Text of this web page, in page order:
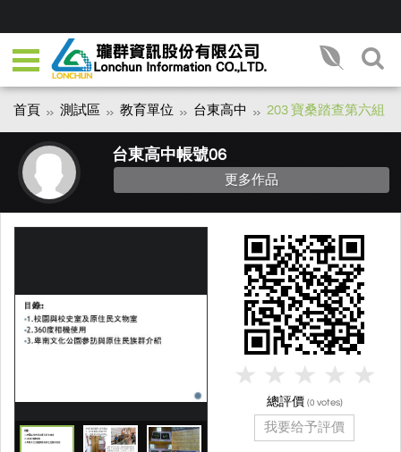
首頁 測試區 教育單位 台東高中 203 寶桑踏查第六組
台東高中帳號06
更多作品
總評價 (0 votes)
我要给予評價